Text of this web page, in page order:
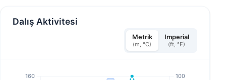
Dalış Aktivitesi
Metrik
(m, °C)
Imperial
(ft, °F)